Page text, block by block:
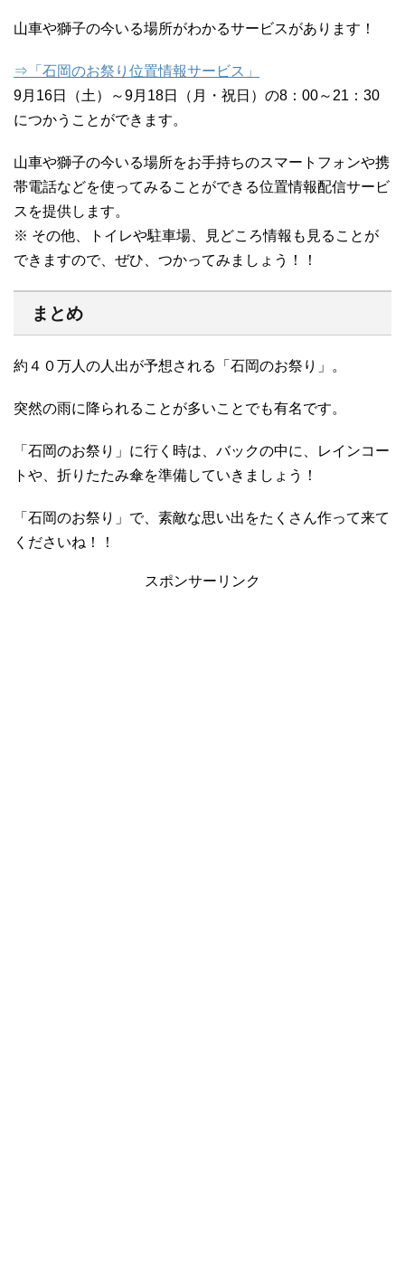
山車や獅子の今いる場所がわかるサービスがあります！
⇒「石岡のお祭り位置情報サービス」
9月16日（土）～9月18日（月・祝日）の8：00～21：30
につかうことができます。
山車や獅子の今いる場所をお手持ちのスマートフォンや携
帯電話などを使ってみることができる位置情報配信サービ
スを提供します。
※ その他、トイレや駐車場、見どころ情報も見ることが
できますので、ぜひ、つかってみましょう！！
まとめ
約４０万人の人出が予想される「石岡のお祭り」。
突然の雨に降られることが多いことでも有名です。
「石岡のお祭り」に行く時は、バックの中に、レインコー
トや、折りたたみ傘を準備していきましょう！
「石岡のお祭り」で、素敵な思い出をたくさん作って来て
くださいね！！
スポンサーリンク